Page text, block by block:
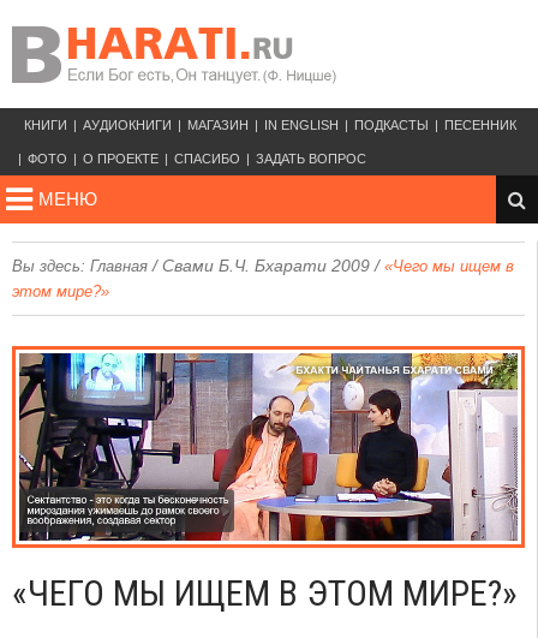
КНИГИ АУДИОКНИГИ МАГАЗИН IN ENGLISH ПОДКАСТЫ ПЕСЕННИК
ФОТО О ПРОЕКТЕ СПАСИБО ЗАДАТЬ ВОПРОС
МЕНЮ
Вы здесь: Главная /Свами Б.Ч. Бхарати 2009 / «Чего мы ищем в
этом мире?»
«ЧЕГО МЫ ИЩЕМ В ЭТОМ МИРЕ?»